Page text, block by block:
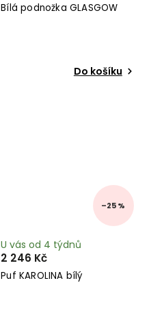
Bílá podnožka GLASGOW
Do košíku
–25 %
Puf KAROLINA bílý
U vás od 4 týdnů
2 246 Kč